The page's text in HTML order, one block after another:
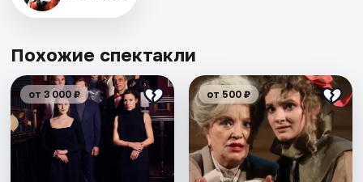
Похожие спектакли
от 3 000 ₽ от 500 ₽